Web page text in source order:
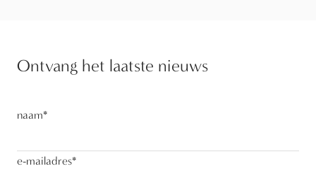
Ontvang het laatste nieuws
naam*
e-mailadres*